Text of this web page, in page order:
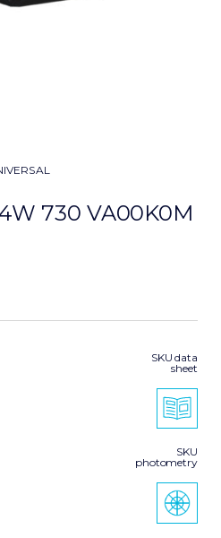
730 VA00K0M
SKU data
sheet
SKU
photometry